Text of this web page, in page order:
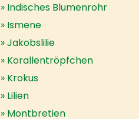
Indisches Blumenrohr
Ismene
Jakobslilie
Korallentröpfchen
Krokus
Lilien
Montbretien